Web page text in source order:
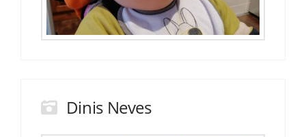
Dinis Neves